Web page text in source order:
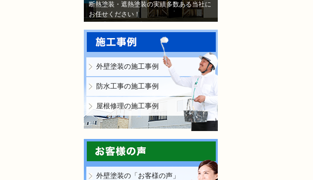
断熱塗装・遮熱塗装の実績多数ある当社に
お任せください！
外壁塗装の施工事例
防水工事の施工事例
屋根修理の施工事例
外壁塗装の「お客様の声」